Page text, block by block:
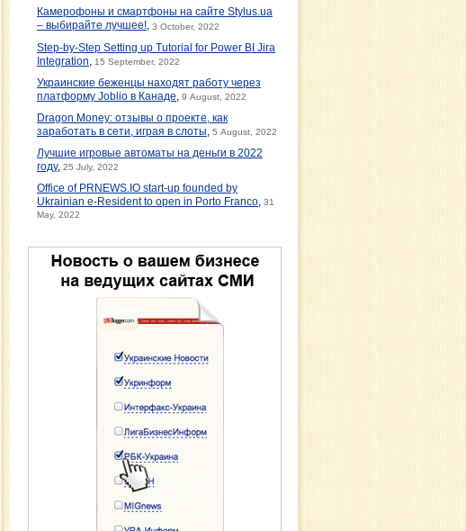
Камерофоны и смартфоны на сайте Stylus.ua
– выбирайте лучшее!, 3 October, 2022
Step-by-Step Setting up Tutorial for Power BI Jira
Integration
15 September, 2022
Украинские беженцы находят работу через
платформу Joblio в Канаде
9 August, 2022
Dragon Money: отзывы о проекте, как
заработать в сети, играя в слоты
5 August, 2022
Лучшие игровые автоматы на деньги в 2022
году, 25 July, 2022
Office of PRNEWS.IO start-up founded by
Ukrainian e-Resident to open in Porto Franco 31
May, 2022